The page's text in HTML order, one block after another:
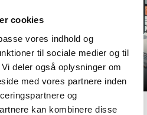
cookies
vores indhold og
til sociale medier og til
deler også oplysninger om
med vores partnere inden
og
kan kombinere disse